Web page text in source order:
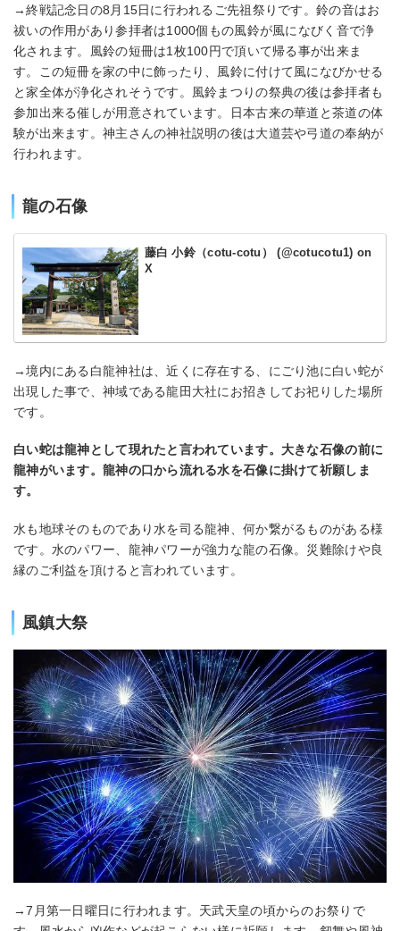
→終戦記念日の8月15日に行われるご先祖祭りです。鈴の音はお
祓いの作用があり参拝者は1000個もの風鈴が風になびく音で浄
化されます。風鈴の短冊は1枚100円で頂いて帰る事が出来ま
す。この短冊を家の中に飾ったり、風鈴に付けて風になびかせる
と家全体が浄化されそうです。風鈴まつりの祭典の後は参拝者も
参加出来る催しが用意されています。日本古来の華道と茶道の体
験が出来ます。神主さんの神社説明の後は大道芸や弓道の奉納が
行われます。
龍の石像
藤白 小鈴（cotu-cotu） (@cotucotu1) on
X
→境内にある白龍神社は、近くに存在する、にごり池に白い蛇が
出現した事で、神域である龍田大社にお招きしてお祀りした場所
です。
白い蛇は龍神として現れたと言われています。大きな石像の前に
龍神がいます。龍神の口から流れる水を石像に掛けて祈願しま
す。
水も地球そのものであり水を司る龍神、何か繋がるものがある様
です。水のパワー、龍神パワーが強力な龍の石像。災難除けや良
縁のご利益を頂けると言われています。
風鎮大祭
→7月第一日曜日に行われます。天武天皇の頃からのお祭りで